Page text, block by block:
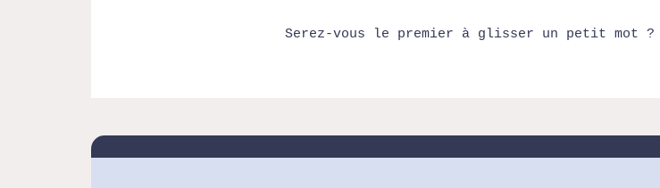
Serez-vous le premier à glisser un petit mot ?